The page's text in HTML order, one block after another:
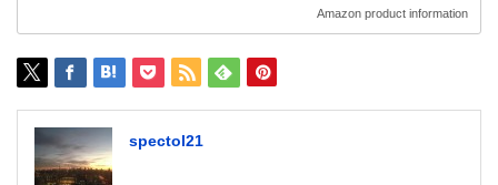
Amazon product information
spectol21